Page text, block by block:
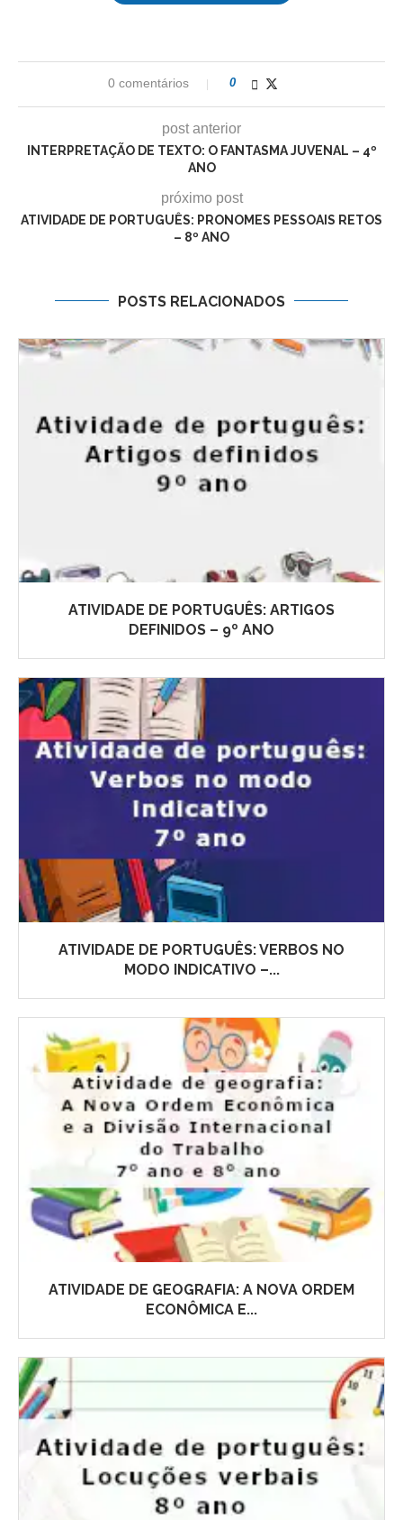
0 comentários 0
post anterior
INTERPRETAÇÃO DE TEXTO: O FANTASMA JUVENAL – 4º
ANO
próximo post
ATIVIDADE DE PORTUGUÊS: PRONOMES PESSOAIS RETOS
– 8º ANO
POSTS RELACIONADOS
ATIVIDADE DE PORTUGUÊS: ARTIGOS
DEFINIDOS – 9º ANO
ATIVIDADE DE PORTUGUÊS: VERBOS NO
MODO INDICATIVO –...
ATIVIDADE DE GEOGRAFIA: A NOVA ORDEM
ECONÔMICA E...